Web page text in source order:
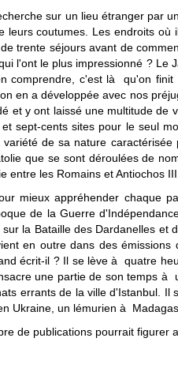
sur un lieu étranger par
leurs coutumes. Les endroits
trente séjours avant de
l'ont le plus impressionné ?
comprendre, c'est là qu'on
en a développée avec nos
et y ont laissé une multitude
sept-cents sites pour le seul
de sa nature
que se sont déroulées de
entre les Romains et Antiochos
mieux appréhender
de la Guerre
la Bataille des Dardanelles
en outre dans des
écrit-il ? Il se lève à quatre
une partie de son temps
errants de la ville d'Istanbul.
Ukraine, un lémurien à
de publications pourrait